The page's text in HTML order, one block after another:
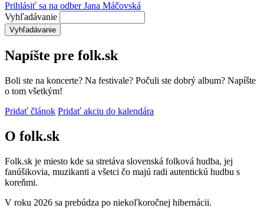
Prihlásiť sa na odber Jana Máčovská
Vyhľadávanie
Napíšte pre folk.sk
Boli ste na koncerte? Na festivale? Počuli ste dobrý album? Napíšte
o tom všetkým!
Pridať článok Pridať akciu do kalendára
O folk.sk
Folk.sk je miesto kde sa stretáva slovenská folková hudba, jej
fanúšikovia, muzikanti a všetci čo majú radi autentickú hudbu s
koreňmi.
V roku 2026 sa prebúdza po niekoľkoročnej hibernácii.